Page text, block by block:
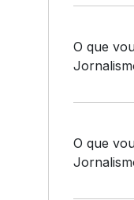
O que
O que